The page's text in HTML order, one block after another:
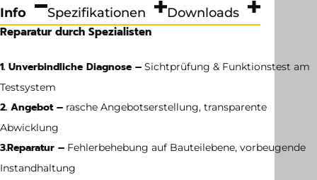
Info
Reparatur durch Spezialisten
1. Unverbindliche Diagnose – Sichtprüfung & Funktionstest am
Testsystem
2. Angebot – rasche Angebotserstellung, transparente
Abwicklung
3.Reparatur – Fehlerbehebung auf Bauteilebene, vorbeugende
Instandhaltung
Spezifikationen Downloads